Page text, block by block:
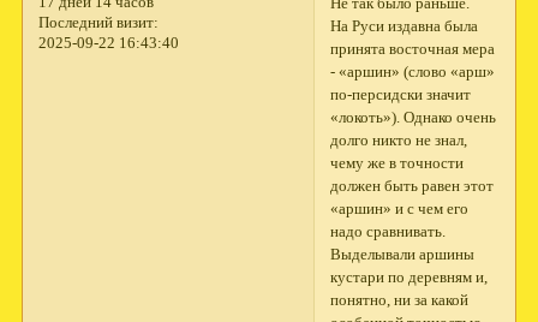
Последний визит:
2025-09-22 16:43:40
Не так было раньше.
На Руси издавна была
принята восточная мера
- «аршин» (слово «арш»
по-персидски значит
«локоть»). Однако очень
долго никто не знал,
чему же в точности
должен быть равен этот
«аршин» и с чем его
надо сравнивать.
Выделывали аршины
кустари по деревням и,
понятно, ни за какой